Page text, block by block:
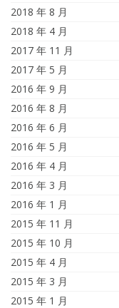
2018 年 8 月
2018 年 4 月
2017 年 11 月
2017 年 5 月
2016 年 9 月
2016 年 8 月
2016 年 6 月
2016 年 5 月
2016 年 4 月
2016 年 3 月
2016 年 1 月
2015 年 11 月
2015 年 10 月
2015 年 4 月
2015 年 3 月
2015 年 1 月